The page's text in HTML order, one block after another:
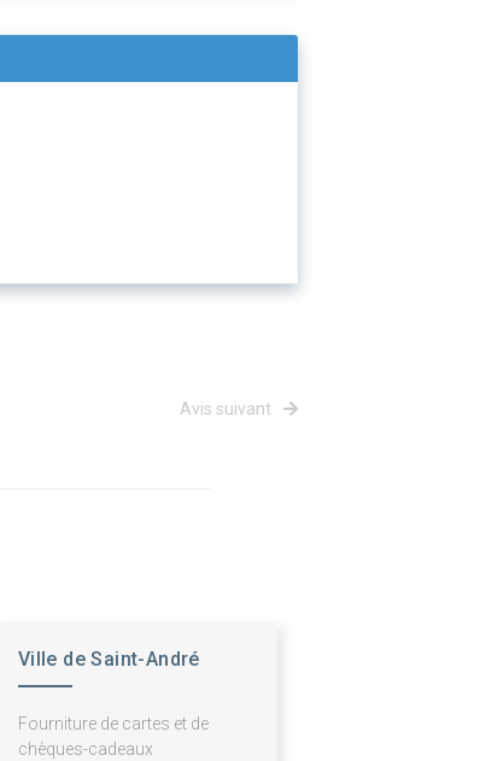
Avis suivant
Ville de Saint-André
Fourniture de cartes et de
chèques-cadeaux